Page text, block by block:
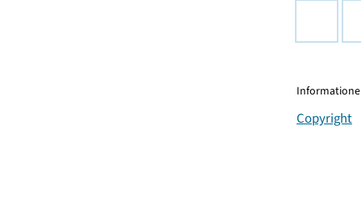
Copyright